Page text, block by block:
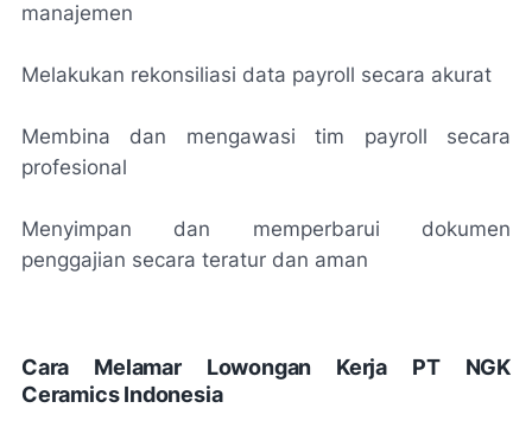
manajemen
Melakukan rekonsiliasi data payroll secara akurat
Membina dan mengawasi tim payroll secara
profesional
Menyimpan dan memperbarui dokumen
penggajian secara teratur dan aman
Cara Melamar Lowongan Kerja PT NGK
Ceramics Indonesia